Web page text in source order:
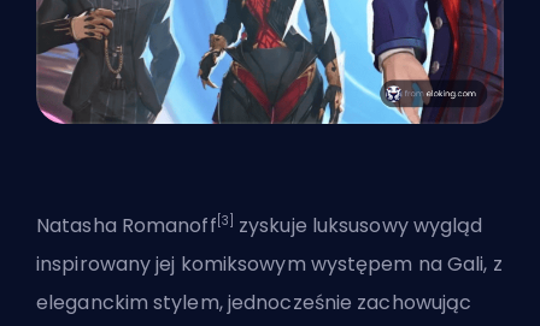
Natasha Romanoff [3]
zyskuje luksusowy wygląd
inspirowany jej komiksowym występem na Gali, z
eleganckim stylem, jednocześnie zachowując